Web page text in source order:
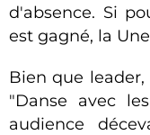
d'absence. Si
est gagné, la
Bien que
"Danse avec
audience